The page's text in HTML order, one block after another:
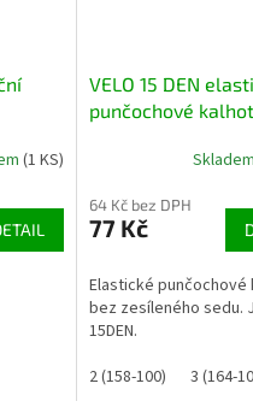
(1 KS)
VELO 15 DEN
punčochové
produktu
je
z
5
hvězdiček.
64 Kč bez DPH
77 Kč
Elastické punčochové
bez zesíleného sedu.
15DEN.
2 (158-100)
3 (164-